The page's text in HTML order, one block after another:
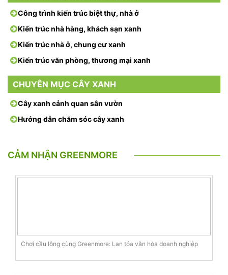
Công trình kiến trúc biệt thự, nhà ở
Kiến trúc nhà hàng, khách sạn xanh
Kiến trúc nhà ở, chung cư xanh
Kiến trúc văn phòng, thương mại xanh
CHUYÊN MỤC CÂY XANH
Cây xanh cảnh quan sân vườn
Hướng dẫn chăm sóc cây xanh
CẢM NHẬN GREENMORE
Chơi cầu lông cùng Greenmore: Lan tỏa văn hóa doanh nghiệp